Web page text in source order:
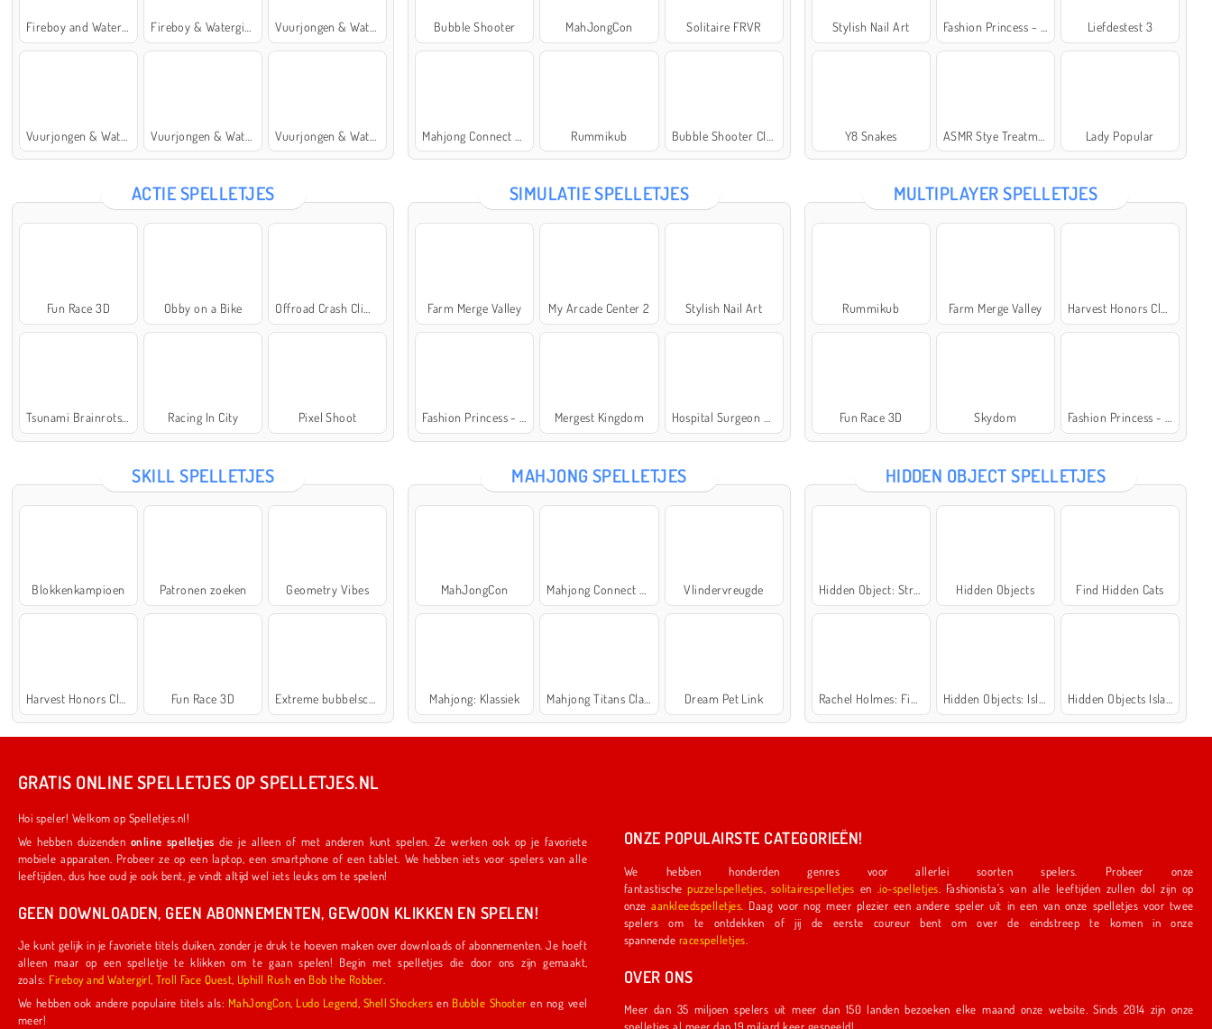
Bubble Shooter MahJongCon Solitaire FRVR
Rummikub
Stylish Nail Art Liefdestest 3
Y8 Snakes Lady Popular
ACTIE SPELLETJES
Fun Race 3D Obby on a Bike
Racing In City Pixel Shoot
SIMULATIE SPELLETJES
Farm Merge Valley My Arcade Center 2 Stylish Nail Art
Mergest Kingdom
MULTIPLAYER SPELLETJES
Rummikub Farm Merge Valley
Fun Race 3D Skydom
SKILL SPELLETJES
Blokkenkampioen Patronen zoeken Geometry Vibes
Fun Race 3D
MAHJONG SPELLETJES
MahJongCon Vlindervreugde
Mahjong: Klassiek Dream Pet Link
HIDDEN OBJECT SPELLETJES
Hidden Objects Find Hidden Cats
GRATIS ONLINE SPELLETJES OP SPELLETJES.NL
Hoi speler! Welkom op Spelletjes.nl!
We hebben duizenden online spelletjes die je alleen of met anderen kunt spelen. Ze werken ook op je favoriete
mobiele apparaten. Probeer ze op een laptop, een smartphone of een tablet. We hebben iets voor spelers van alle
leeftijden, dus hoe oud je ook bent, je vindt altijd wel iets leuks om te spelen!
GEEN DOWNLOADEN, GEEN ABONNEMENTEN, GEWOON KLIKKEN EN SPELEN!
Je kunt gelijk in je favoriete titels duiken, zonder je druk te hoeven maken over downloads of abonnementen. Je hoeft
alleen maar op een spelletje te klikken om te gaan spelen! Begin met spelletjes die door ons zijn gemaakt,
zoals:
Fireboy and Watergirl ,Troll Face Quest Uphill Rush en Bob the Robber
We hebben ook andere populaire titels als: MahJongCon Ludo Legend Shell Shockers en Bubble Shooter en nog veel
meer!
ONZE POPULAIRSTE CATEGORIEËN!
We hebben honderden genres voor allerlei soorten spelers. Probeer onze
fantastischepuzzelspelletjes solitairespelletjes en .io-spelletjes
onzeaankleedspelletjes . Daag voor nog meer plezier een andere speler uit in een van onze spelletjes voor twee
spelers om te ontdekken of jij de eerste coureur bent om over de eindstreep te komen in onze
spannende racespelletjes
OVER ONS
Meer dan 35 miljoen spelers uit meer dan 150 landen bezoeken elke maand onze website. Sinds 2014 zijn onze